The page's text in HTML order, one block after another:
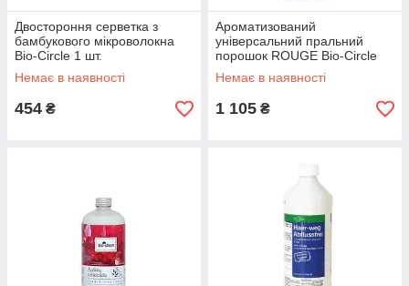
Двостороння серветка з
бамбукового мікроволокна
Bio-Circle 1 шт.
Немає в наявності
454 ₴
Ароматизований
універсальний пральний
порошок ROUGE Bio-Circle
750 мл
Немає в наявності
1 105 ₴